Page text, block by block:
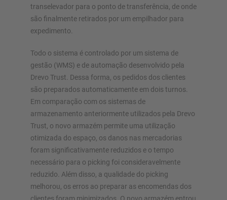
transelevador para o ponto de transferência, de onde
são finalmente retirados por um empilhador para
expedimento.
Todo o sistema é controlado por um sistema de
gestão (WMS) e de automação desenvolvido pela
Drevo Trust. Dessa forma, os pedidos dos clientes
são preparados automaticamente em dois turnos.
Em comparação com os sistemas de
armazenamento anteriormente utilizados pela Drevo
Trust, o novo armazém permite uma utilização
otimizada do espaço, os danos nas mercadorias
foram significativamente reduzidos e o tempo
necessário para o picking foi consideravelmente
reduzido. Além disso, a qualidade do picking
melhorou, os erros ao preparar as encomendas dos